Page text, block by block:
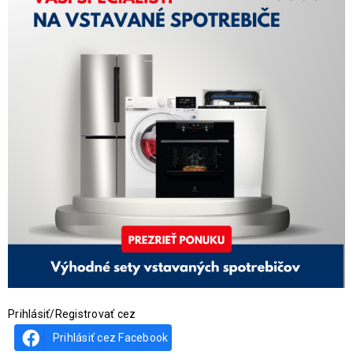
Prihlásiť/Registrovať cez
Prihlásiť cez Facebook